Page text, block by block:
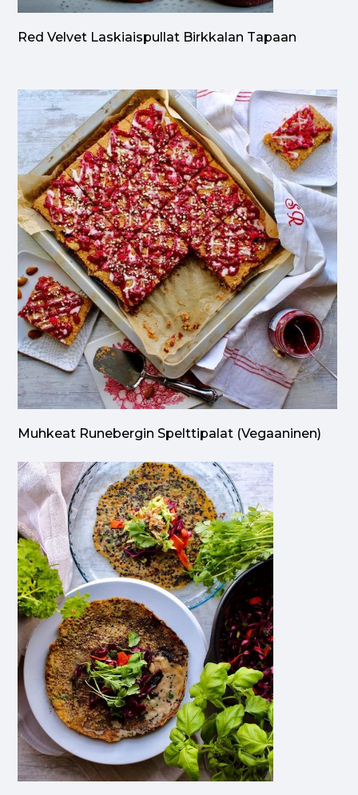
Red Velvet Laskiaispullat Birkkalan Tapaan
Muhkeat Runebergin Spelttipalat (vegaaninen)